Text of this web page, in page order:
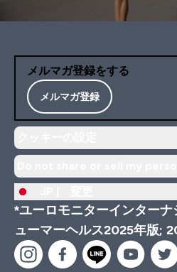
メルマガ登録をする
メルマガ登録
*ユーロモニターインター
ューマーヘルス2025年版;